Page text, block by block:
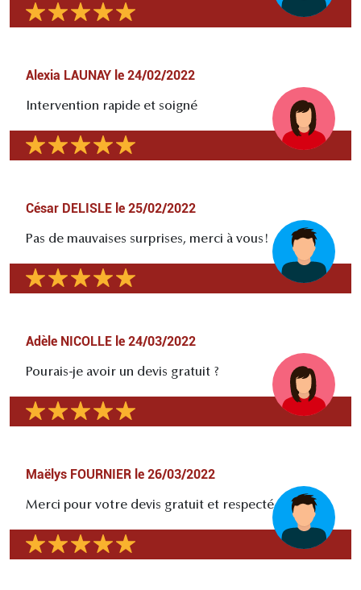
Alexia LAUNAY le 24/02/2022
Intervention rapide et soigné
César DELISLE le 25/02/2022
Pas de mauvaises surprises, merci à vous!
Adèle NICOLLE le 24/03/2022
Pourais-je avoir un devis gratuit ?
Maëlys FOURNIER le 26/03/2022
Merci pour votre devis gratuit et respecté